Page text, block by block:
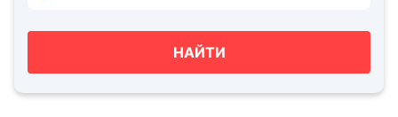
НАЙТИ